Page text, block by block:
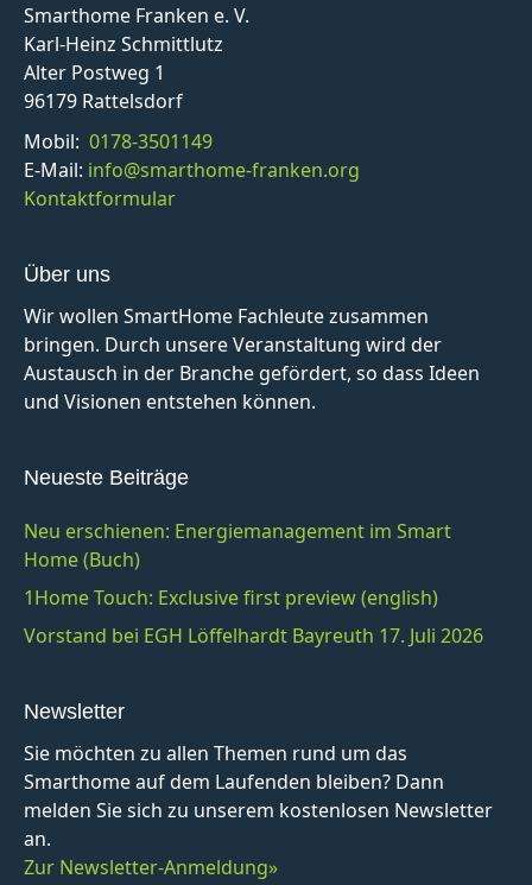
Smarthome Franken e. V.
Karl-Heinz Schmittlutz
Alter Postweg 1
96179 Rattelsdorf
Mobil: 0178-3501149
E-Mail: info@smarthome-franken.org
Kontaktformular
Über uns
Wir wollen SmartHome Fachleute zusammen
bringen. Durch unsere Veranstaltung wird der
Austausch in der Branche gefördert, so dass Ideen
und Visionen entstehen können.
Neueste Beiträge
Neu erschienen: Energiemanagement im Smart
Home (Buch)
1Home Touch: Exclusive first preview (english)
Vorstand bei EGH Löffelhardt Bayreuth 17. Juli 2026
Newsletter
Sie möchten zu allen Themen rund um das
Smarthome auf dem Laufenden bleiben? Dann
melden Sie sich zu unserem kostenlosen Newsletter
an.
Zur Newsletter-Anmeldung»